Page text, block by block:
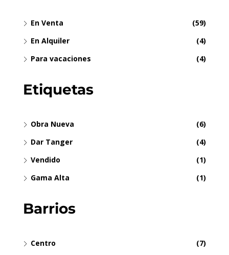
En Venta
(59)
En Alquiler
(4)
Para vacaciones
(4)
Etiquetas
Obra Nueva
(6)
Dar Tanger
(4)
Vendido
(1)
Gama Alta
(1)
Barrios
Centro
(7)